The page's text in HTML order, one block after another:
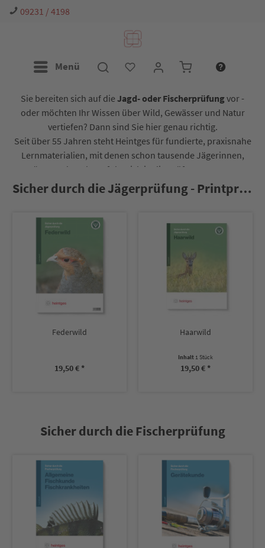
09231 / 4198
Menü
Sie bereiten sich auf dieJagd- oder Fischerprüfung vor -
oder möchten Ihr Wissen über Wild, Gewässer und Natur
vertiefen? Dann sind Sie hier genau richtig.
Seit über 55 Jahren steht Heintges für fundierte, praxisnahe
Lernmaterialien, mit denen schon tausende Jägerinnen,
Jäger und Angler erfolgreich in die Prüfung gestartet
sind. Ob Lernheft, App oder Online-Kurs - wir begleiten Sie
Schritt für Schritt auf Ihrem Weg.
Sicher durch die Jägerprüfung - Printprodukte
Federwild
19,50 € *
Haarwild
Inhalt 1 Stück
19,50 € *
Sicher durch die Fischerprüfung